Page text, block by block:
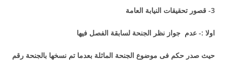
3- قصور تحقيقات النيابة العامة
اولا :- عدم جواز نظر الجنحة لسابقة الفصل فيها
حيث صدر حكم فى موضوع الجنحة الماثلة بعدما تم نسخها بالجنحة رقم